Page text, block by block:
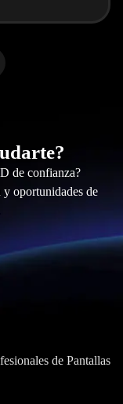
de confianza?
y oportunidades de
de Pantallas